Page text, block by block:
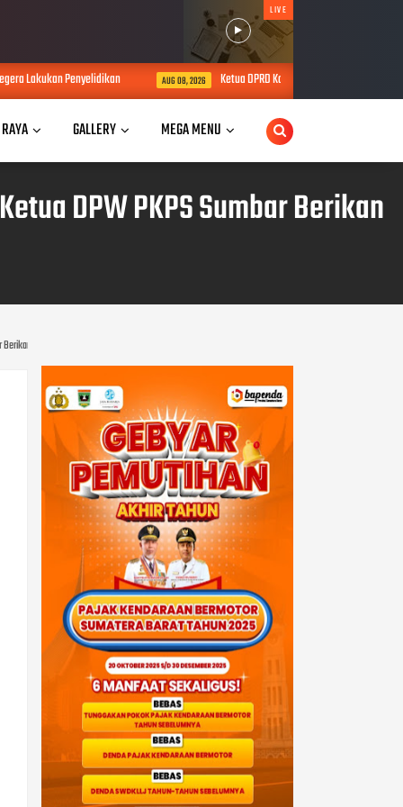
LIVE
Penyelidikan AUG 08, 2026 Ketua DPRD Kota Solok Fauzi Rusli Pimpin Rapat
GALLERY MEGA MENU
DPW PKPS Sumbar Berikan
Motivasi